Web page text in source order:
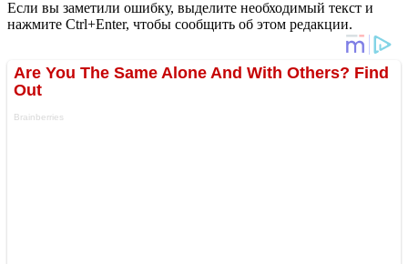
Если вы заметили ошибку, выделите необходимый текст и
нажмите Ctrl+Enter, чтобы сообщить об этом редакции.